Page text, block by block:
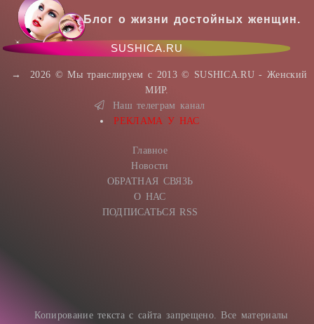
Блог о жизни достойных женщин.
SUSHICA.RU
→ 2026 © Мы транслируем с 2013 © SUSHICA.RU - Женский
МИР.
Наш телеграм канал
РЕКЛАМА У НАС
Главное
Новости
ОБРАТНАЯ СВЯЗЬ
О НАС
ПОДПИСАТЬСЯ RSS
Копирование текста с сайта запрещено. Все материалы